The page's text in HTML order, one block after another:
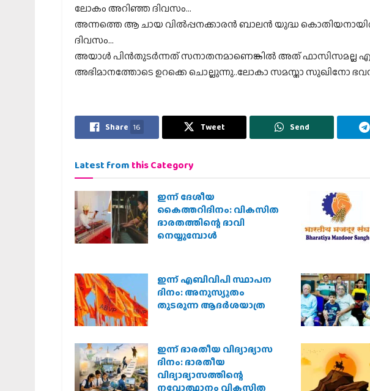
ലോകം അറിഞ്ഞ ദിവസം…
അന്നത്തെ ആ ചായ വിൽപ്പനക്കാരൻ ബാലൻ യുദ്ധ
ദിവസം…
അയാൾ പിൻതുടർന്നത് സനാതനമാണെങ്കിൽ അത് ഫാസിസമല്ല
അഭിമാനത്തോടെ ഉറക്കെ ചൊല്ലുന്നു..ലോകാ സമസ്താ സുഖിനോ
Share 16 Tweet Send
Latest from this Category
ഇന്ന് ദേശീയ
കൈത്തറിദിനം: വികസിത
ഭാരതത്തിന്റെ ഭാവി
നെയ്യുമ്പോള്‍
ഇന്ന് എബിവിപി സ്ഥാപന
ദിനം: അനുസ്യൂതം
തുടരുന്ന ആദര്‍ശയാത്ര
ഇന്ന് ഭാരതീയ വിദ്യാഭ്യാസ
ദിനം: ഭാരതീയ
വിദ്യാഭ്യാസത്തിന്റെ
നവോത്ഥാനം വികസിത